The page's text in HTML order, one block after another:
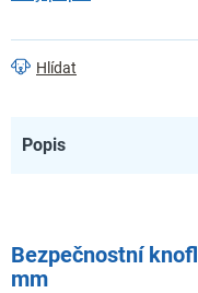
Hlídat
Popis
Bezpečnostní
mm